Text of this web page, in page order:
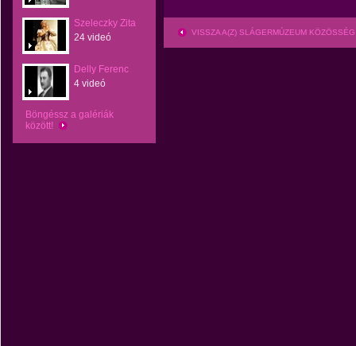
Szeleczky Zita
24 videó
Delly Ferenc
4 videó
Böngéssz a galériák
között!
VISSZA A(Z) SLÁGERMÚZEUM